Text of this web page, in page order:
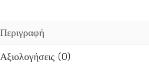
Περιγραφή
Αξιολογήσεις (0)